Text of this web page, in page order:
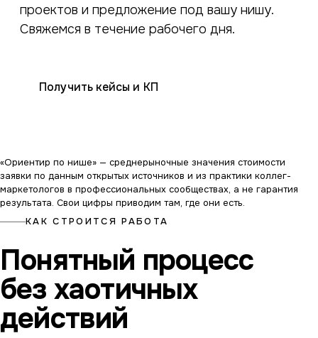
проектов и предложение под вашу нишу.
Свяжемся в течение рабочего дня.
Получить кейсы и КП
«Ориентир по нише» — среднерыночные значения стоимости
заявки по данным открытых источников и из практики коллег-
маркетологов в профессиональных сообществах, а не гарантия
результата. Свои цифры приводим там, где они есть.
КАК СТРОИТСЯ РАБОТА
Понятный процесс
без хаотичных
действий